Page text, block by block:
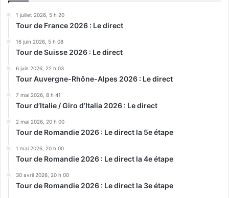
1 juillet 2026, 5 h 20
Tour de France 2026 : Le direct
16 juin 2026, 5 h 08
Tour de Suisse 2026 : Le direct
6 juin 2026, 22 h 03
Tour Auvergne-Rhône-Alpes 2026 : Le direct
7 mai 2026, 8 h 41
Tour d’Italie / Giro d’Italia 2026 : Le direct
2 mai 2026, 20 h 00
Tour de Romandie 2026 : Le direct la 5e étape
1 mai 2026, 20 h 00
Tour de Romandie 2026 : Le direct la 4e étape
30 avril 2026, 20 h 00
Tour de Romandie 2026 : Le direct la 3e étape